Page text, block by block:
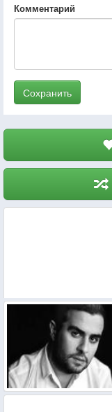
Комментарий
Сохранить